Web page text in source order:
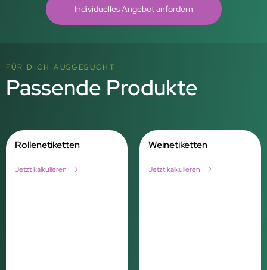
Individuelles Angebot anfordern
FÜR DICH AUSGESUCHT
Passende Produkte
Rollenetiketten
Jetzt kalkulieren
Weinetiketten
Jetzt kalkulieren